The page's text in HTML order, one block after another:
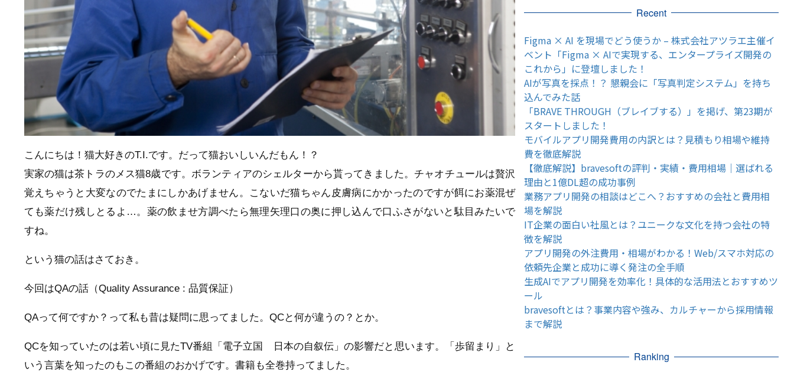
こんにちは！猫大好きのT.I.です。だって猫おいしいんだもん！？
実家の猫は茶トラのメス猫8歳です。ボランティアのシェルターから貰ってきました。チャオチュールは贅沢
覚えちゃうと大変なのでたまにしかあげません。こないだ猫ちゃん皮膚病にかかったのですが餌にお薬混ぜ
ても薬だけ残しとるよ…。薬の飲ませ方調べたら無理矢理口の奥に押し込んで口ふさがないと駄目みたいで
すね。
という猫の話はさておき。
今回はQAの話（Quality Assurance : 品質保証）
QAって何ですか？って私も昔は疑問に思ってました。QCと何が違うの？とか。
QCを知っていたのは若い頃に見たTV番組「電子立国 日本の自叙伝」の影響だと思います。「歩留まり」と
いう言葉を知ったのもこの番組のおかげです。書籍も全巻持ってました。
Recent
Figma × AI を現場でどう使うか – 株式会社アツラエ主催イ
ベント「Figma × AIで実現する、エンタープライズ開発の
これから」に登壇しました！
AIが写真を採点！？ 懇親会に「写真判定システム」を持ち
込んでみた話
「BRAVE THROUGH（ブレイブする）」を掲げ、第23期が
スタートしました！
モバイルアプリ開発費用の内訳とは？見積もり相場や維持
費を徹底解説
【徹底解説】bravesoftの評判・実績・費用相場｜選ばれる
理由と1億DL超の成功事例
業務アプリ開発の相談はどこへ？おすすめの会社と費用相
場を解説
IT企業の面白い社風とは？ユニークな文化を持つ会社の特
徴を解説
アプリ開発の外注費用・相場がわかる！Web/スマホ対応の
依頼先企業と成功に導く発注の全手順
生成AIでアプリ開発を効率化！具体的な活用法とおすすめツ
ール
bravesoftとは？事業内容や強み、カルチャーから採用情報
まで解説
Ranking